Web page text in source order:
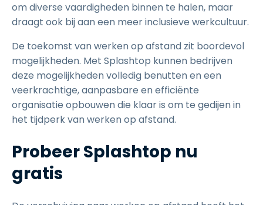
om diverse vaardigheden binnen te halen, maar
draagt ook bij aan een meer inclusieve werkcultuur.
De toekomst van werken op afstand zit boordevol
mogelijkheden. Met Splashtop kunnen bedrijven
deze mogelijkheden volledig benutten en een
veerkrachtige, aanpasbare en efficiënte
organisatie opbouwen die klaar is om te gedijen in
het tijdperk van werken op afstand.
Probeer Splashtop nu
gratis